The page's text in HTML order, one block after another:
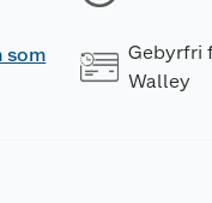
som
Gebyrfri
Walley